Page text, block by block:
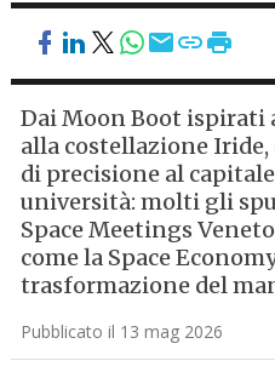
Dai Moon Boot
alla costellazione
di precisione al
università: molti gli
Space Meetings
come la Space
trasformazione del
Pubblicato il 13 mag 2026